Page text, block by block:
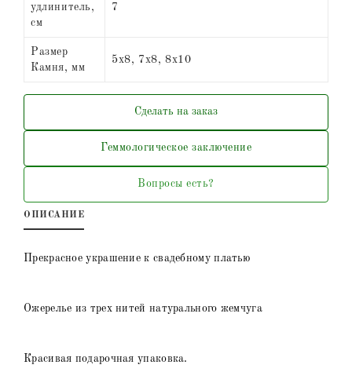
удлинитель,
см
7
Размер
Камня, мм
5х8, 7х8, 8х10
Сделать на заказ
Геммологическое заключение
Вопросы есть?
ОПИСАНИЕ
Прекрасное украшение к свадебному платью
Ожерелье из трех нитей натурального жемчуга
Красивая подарочная упаковка.